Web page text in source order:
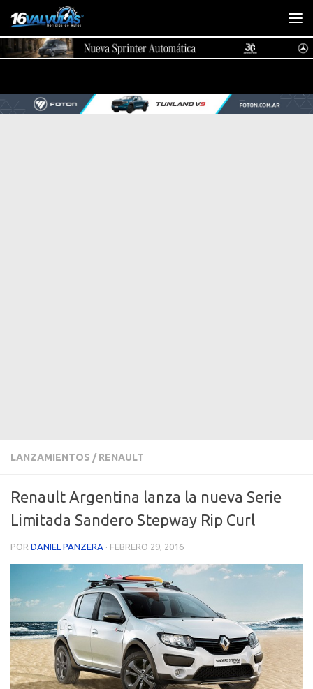
Saltar al contenido
LANZAMIENTOS / RENAULT
Renault Argentina lanza la nueva Serie
Limitada Sandero Stepway Rip Curl
POR DANIEL PANZERA · FEBRERO 29, 2016